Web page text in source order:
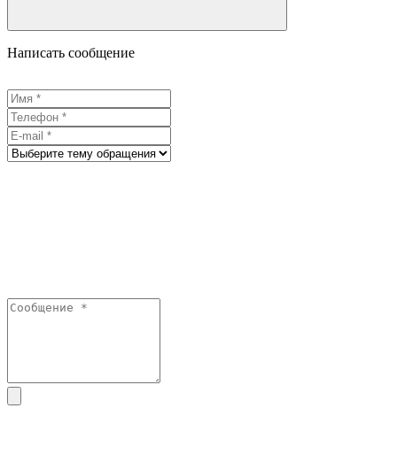
Написать сообщение